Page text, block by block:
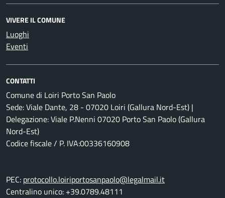
VIVERE IL COMUNE
Luoghi
Eventi
CONTATTI
Comune di Loiri Porto San Paolo
Sede: Viale Dante, 28 - 07020 Loiri (Gallura Nord-Est) |
Delegazione: Viale P.Nenni 07020 Porto San Paolo (Gallura
Nord-Est)
Codice fiscale / P. IVA:00336160908
PEC: protocollo.loiriportosanpaolo@legalmail.it
Centralino unico: +39.0789.48111